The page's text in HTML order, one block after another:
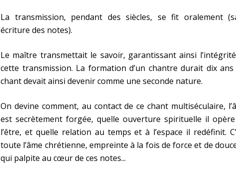
La transmission, pendant des siècles, se fit oralement
écriture des notes).
Le maître transmettait le savoir, garantissant ainsi
cette transmission. La formation d’un chantre durait dix ans
chant devait ainsi devenir comme une seconde nature.
On devine comment, au contact de ce chant multiséculaire,
est secrètement forgée, quelle ouverture spirituelle il
l’être, et quelle relation au temps et à l’espace il redéfinit.
toute l’âme chrétienne, empreinte à la fois de force et de
qui palpite au cœur de ces notes...